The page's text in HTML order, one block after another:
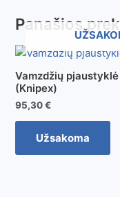
Panašios
Vamzdžių
(Knipex)
95,30€
Užsakoma